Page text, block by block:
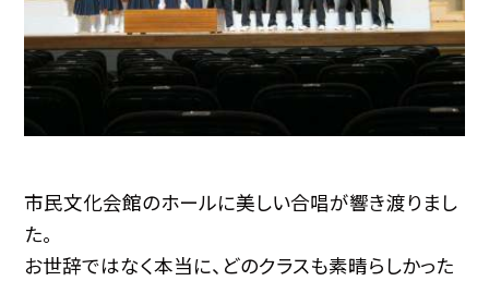
市民文化会館のホールに美しい合唱が響き渡りまし
た。
お世辞ではなく本当に、どのクラスも素晴らしかった